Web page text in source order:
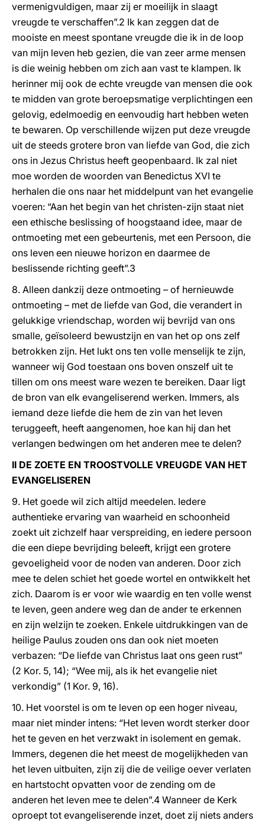
vermenigvuldigen, maar zij er moeilijk in slaagt
vreugde te verschaffen”.2 Ik kan zeggen dat de
mooiste en meest spontane vreugde die ik in de loop
van mijn leven heb gezien, die van zeer arme mensen
is die weinig hebben om zich aan vast te klampen. Ik
herinner mij ook de echte vreugde van mensen die ook
te midden van grote beroepsmatige verplichtingen een
gelovig, edelmoedig en eenvoudig hart hebben weten
te bewaren. Op verschillende wijzen put deze vreugde
uit de steeds grotere bron van liefde van God, die zich
ons in Jezus Christus heeft geopenbaard. Ik zal niet
moe worden de woorden van Benedictus XVI te
herhalen die ons naar het middelpunt van het evangelie
voeren: “Aan het begin van het christen-zijn staat niet
een ethische beslissing of hoogstaand idee, maar de
ontmoeting met een gebeurtenis, met een Persoon, die
ons leven een nieuwe horizon en daarmee de
beslissende richting geeft”.3
8. Alleen dankzij deze ontmoeting – of hernieuwde
ontmoeting – met de liefde van God, die verandert in
gelukkige vriendschap, worden wij bevrijd van ons
smalle, geïsoleerd bewustzijn en van het op ons zelf
betrokken zijn. Het lukt ons ten volle menselijk te zijn,
wanneer wij God toestaan ons boven onszelf uit te
tillen om ons meest ware wezen te bereiken. Daar ligt
de bron van elk evangeliserend werken. Immers, als
iemand deze liefde die hem de zin van het leven
teruggeeft, heeft aangenomen, hoe kan hij dan het
verlangen bedwingen om het anderen mee te delen?
II DE ZOETE EN TROOSTVOLLE VREUGDE VAN HET
EVANGELISEREN
9. Het goede wil zich altijd meedelen. Iedere
authentieke ervaring van waarheid en schoonheid
zoekt uit zichzelf haar verspreiding, en iedere persoon
die een diepe bevrijding beleeft, krijgt een grotere
gevoeligheid voor de noden van anderen. Door zich
mee te delen schiet het goede wortel en ontwikkelt het
zich. Daarom is er voor wie waardig en ten volle wenst
te leven, geen andere weg dan de ander te erkennen
en zijn welzijn te zoeken. Enkele uitdrukkingen van de
heilige Paulus zouden ons dan ook niet moeten
verbazen: “De liefde van Christus laat ons geen rust”
(2 Kor. 5, 14); “Wee mij, als ik het evangelie niet
verkondig” (1 Kor. 9, 16).
10. Het voorstel is om te leven op een hoger niveau,
maar niet minder intens: “Het leven wordt sterker door
het te geven en het verzwakt in isolement en gemak.
Immers, degenen die het meest de mogelijkheden van
het leven uitbuiten, zijn zij die de veilige oever verlaten
en hartstocht opvatten voor de zending om de
anderen het leven mee te delen”.4 Wanneer de Kerk
oproept tot evangeliserende inzet, doet zij niets anders